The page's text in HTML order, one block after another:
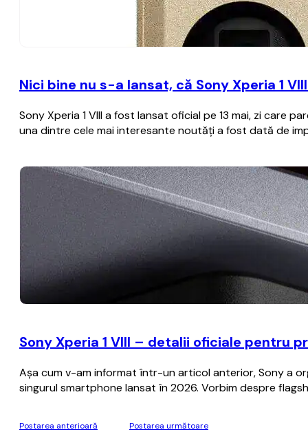
Nici bine nu s-a lansat, că Sony Xperia 1
Sony Xperia 1 VIII a fost lansat oficial pe 13 mai, zi care
una dintre cele mai interesante noutăţi a fost dată de
Sony Xperia 1 VIII – detalii oficiale pentru
Aşa cum v-am informat într-un articol anterior, Sony a
singurul smartphone lansat în 2026. Vorbim despre
Postarea anterioară Postarea următoare